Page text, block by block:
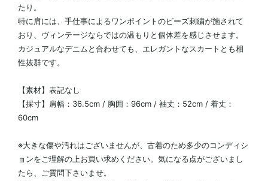
たり。
特に肩には、手仕事によるワンポイントのビーズ刺繍が施されて
おり、ヴィンテージならではの温もりと個体差を感じさせます。
カジュアルなデニムと合わせても、エレガントなスカートとも相
性抜群です。
【素材】表記なし
【採寸】肩幅：36.5cm / 胸囲：96cm / 袖丈：52cm / 着丈：
60cm
※大きな傷や汚れはございませんが、古着のため多少のコンディシ
ョンをご理解の上お買い求めください。気になる点がございまし
たら、ご質問下さいませ。